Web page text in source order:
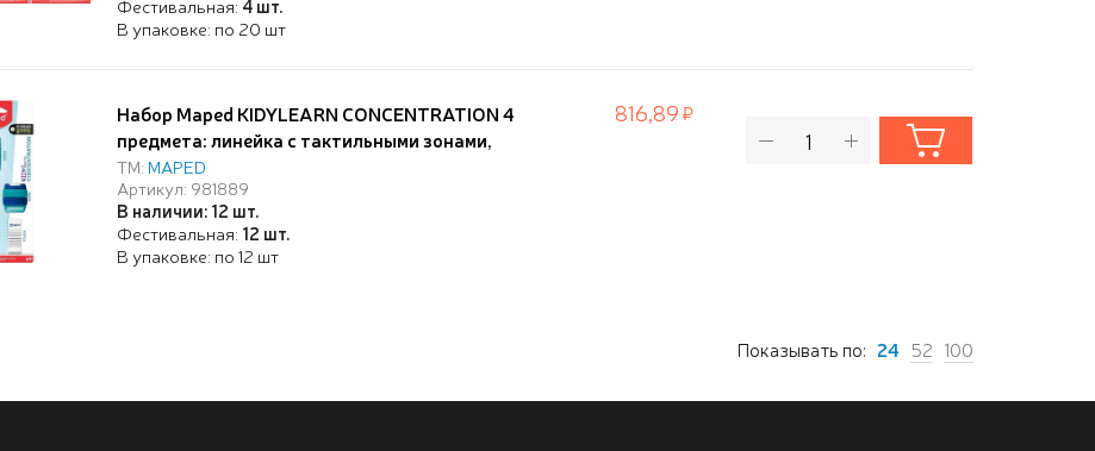
Фестивальная: 4 шт.
В упаковке: по 20 шт
Набор Maped KIDYLEARN CONCENTRATION 4
предмета: линейка с тактильными зонами,
карандаш с жевательной насадкой
антистресс, точилка с текстурированной
поверхностью, ластик, в упаковке с подвесом
ТМ: MAPED
Артикул: 981889
В наличии: 12 шт.
Фестивальная: 12 шт.
В упаковке: по 12 шт
816,89
Показывать по: 24 52 100